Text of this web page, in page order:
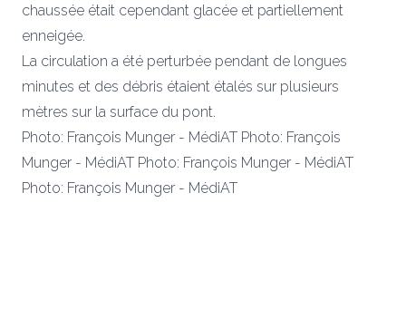
chaussée était cependant glacée et partiellement
enneigée.
La circulation a été perturbée pendant de longues
minutes et des débris étaient étalés sur plusieurs
mètres sur la surface du pont.
Photo: François Munger - MédiAT Photo: François
Munger - MédiAT Photo: François Munger - MédiAT
Photo: François Munger - MédiAT